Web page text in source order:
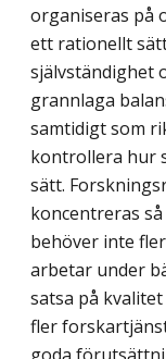
organiseras på
ett rationellt
självständighet
grannlaga
samtidigt som
kontrollera hur
sätt.
koncentreras
behöver inte
arbetar under
satsa på
fler